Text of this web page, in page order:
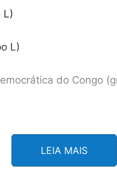
L)
L)
do Congo
LEIA MAIS